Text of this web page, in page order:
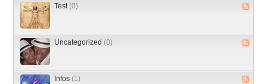
Test (0)
Uncategorized (0)
Infos (1)